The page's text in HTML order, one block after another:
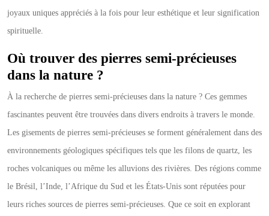
joyaux uniques appréciés à la fois pour leur esthétique et leur signification
spirituelle.
Où trouver des pierres semi-précieuses
dans la nature ?
À la recherche de pierres semi-précieuses dans la nature ? Ces gemmes
fascinantes peuvent être trouvées dans divers endroits à travers le monde.
Les gisements de pierres semi-précieuses se forment généralement dans des
environnements géologiques spécifiques tels que les filons de quartz, les
roches volcaniques ou même les alluvions des rivières. Des régions comme
le Brésil, l’Inde, l’Afrique du Sud et les États-Unis sont réputées pour
leurs riches sources de pierres semi-précieuses. Que ce soit en explorant